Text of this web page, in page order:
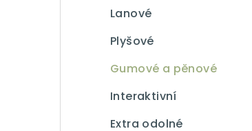
Lanové
Plyšové
Gumové a pěnové
Interaktivní
Extra odolné